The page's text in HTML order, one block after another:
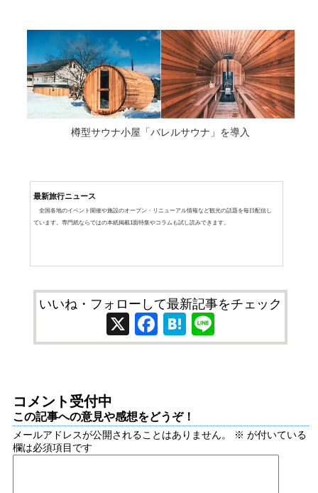
樽型サウナ小屋「バレルサウナ」を導入
最新旅行ニュース
全国各地のイベント開催や施設のオープン・リニューアル情報など観光の話題を毎日配信し
ています。専門紙ならではの本紙掲載1面特集やコラムも試し読みできます。
いいね・フォローして最新記事をチェック
X Facebook
Hatena
コメント受付中
この記事への意見や感想をどうぞ！
メールアドレスが公開されることはありません。 ※ が付いている
欄は必須項目です